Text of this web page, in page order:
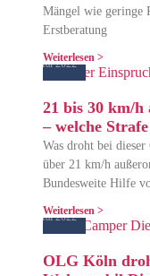
Mängel wie geringe
Erstberatung
Weiterlesen >
21 bis 30 km/h
– welche
9. Mai 2022
Was droht bei
über 21 km/h
Bundesweite Hilfe
Weiterlesen >
OLG Köln
9. Mai 2022